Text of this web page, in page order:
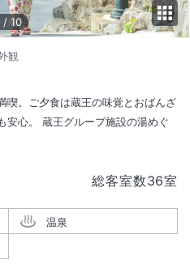
/10
観
喫。ご夕食は蔵王の味覚とおばんざ
安心。 蔵王グループ施設の湯めぐ
総客室数36室
ト
温泉